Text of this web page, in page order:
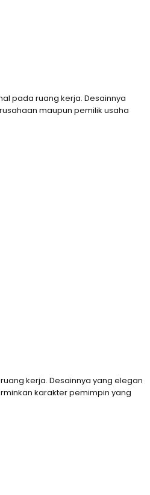
pada ruang kerja. Desainnya
maupun pemilik usaha
kerja. Desainnya yang elegan
karakter pemimpin yang